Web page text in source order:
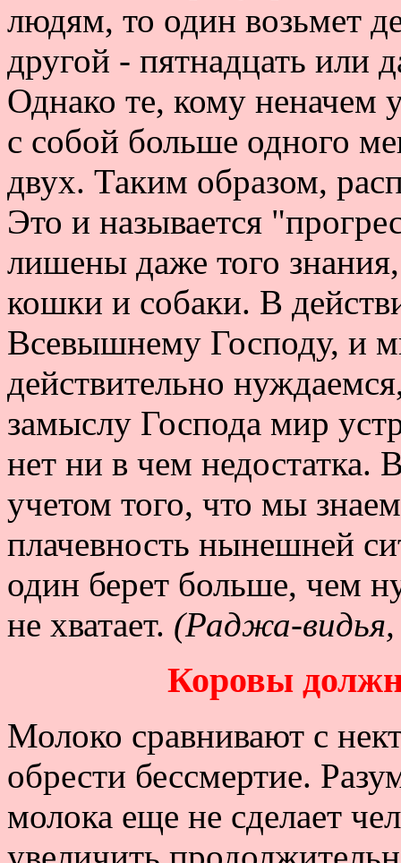
людям, то один возьмет
другой - пятнадцать или
Однако те, кому неначем
с собой больше одного
двух. Таким образом,
Это и называется
лишены даже того
кошки и собаки. В
Всевышнему Господу, и
действительно
замыслу Господа мир
нет ни в чем недостатка.
учетом того, что мы
плачевность нынешней
один берет больше, чем
не хватает. (Раджа-
Коровы
Молоко сравнивают с
обрести бессмертие.
молока еще не сделает